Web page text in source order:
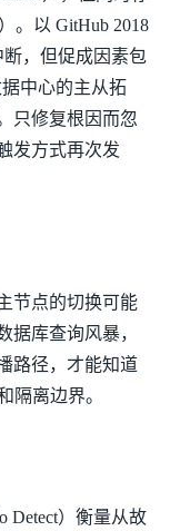
。以 GitHub 2018
，但促成因素包
中心的主从拓
只修复根因而忽
发方式再次发
节点的切换可能
据库查询风暴，
路径，才能知道
隔离边界。
Detect）衡量从故